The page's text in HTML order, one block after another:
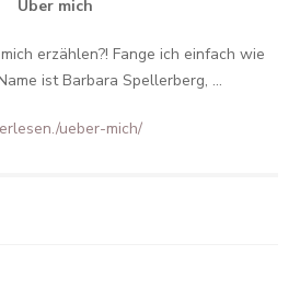
Über mich
erzählen?! Fange ich einfach wie
ist Barbara Spellerberg, ...
/ueber-mich/